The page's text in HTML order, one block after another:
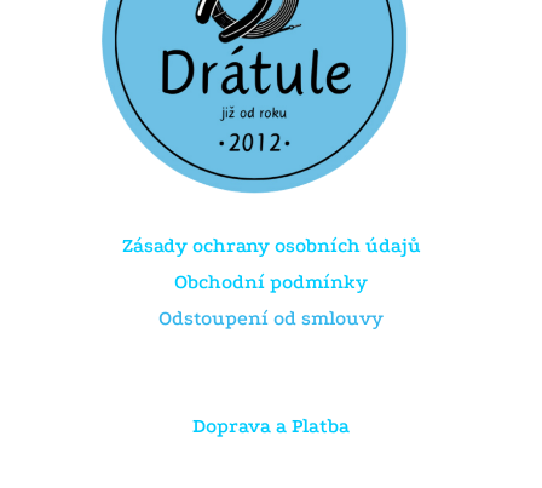
Zásady ochrany osobních údajů
Obchodní podmínky
Odstoupení od smlouvy
Doprava a Platba